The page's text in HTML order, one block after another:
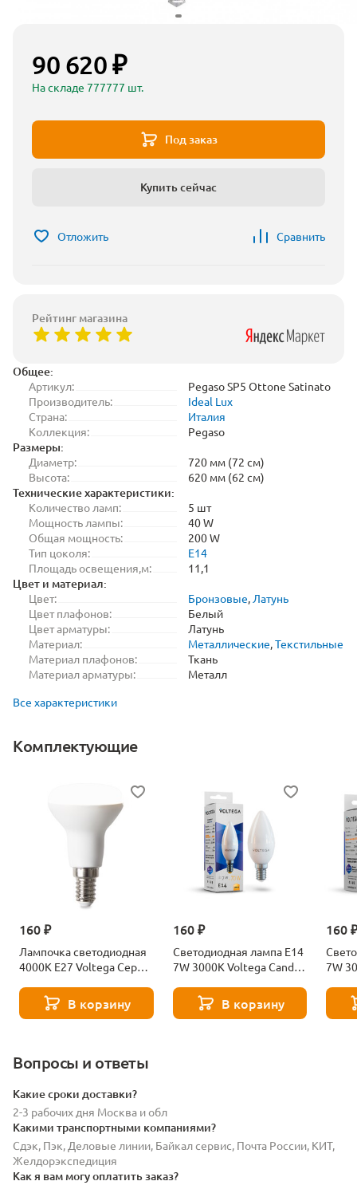
Общее:
Артикул:
Pegaso SP5 Ottone Satinato
Производитель:
Ideal Lux
Страна:
Италия
Коллекция:
Pegaso
Размеры:
Диаметр:
720 мм (72 см)
Высота:
620 мм (62 см)
Технические характеристики:
Количество ламп:
5 шт
Мощность лампы:
40 W
Общая мощность:
200 W
Тип цоколя:
E14
Площадь освещения,м:
11,1
Цвет и материал:
Цвет: Бронзовые, Латунь
Цвет плафонов:
Белый
Цвет арматуры:
Латунь
Материал:
Металлические,Текстильные
Материал плафонов:
Ткань
Материал арматуры:
Металл
Все характеристики
Комплектующие
160 ₽
Лампочка светодиодная
4000К Е27 Voltega Серия
В корзину
160 ₽
Светодиодная лампа E14
7W 3000K Voltega Candle
В корзину
160
7W
Вопросы и ответы
Какие сроки доставки?
2-3 рабочих дня Москва и обл
Какими транспортными компаниями?
Сдэк, Пэк, Деловые линии, Байкал сервис, Почта России, КИТ,
Желдорэкспедиция
Как я вам могу оплатить заказ?
90 620 ₽
На складе 777777 шт.
Под заказ
Купить сейчас
Отложить Сравнить
Рейтинг магазина